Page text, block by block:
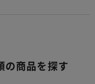
の商品を探す